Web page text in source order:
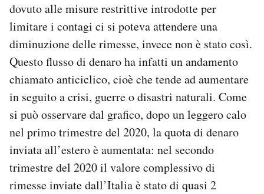
dovuto alle misure restrittive introdotte per
limitare i contagi ci si poteva attendere una
diminuzione delle rimesse, invece non è stato così.
Questo flusso di denaro ha infatti un andamento
chiamato anticiclico, cioè che tende ad aumentare
in seguito a crisi, guerre o disastri naturali. Come
si può osservare dal grafico, dopo un leggero calo
nel primo trimestre del 2020, la quota di denaro
inviata all’estero è aumentata: nel secondo
trimestre del 2020 il valore complessivo di
rimesse inviate dall’Italia è stato di quasi 2